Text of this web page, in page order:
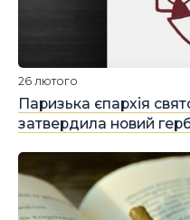
Паризька єпархія
затвердила новий
26 лютого